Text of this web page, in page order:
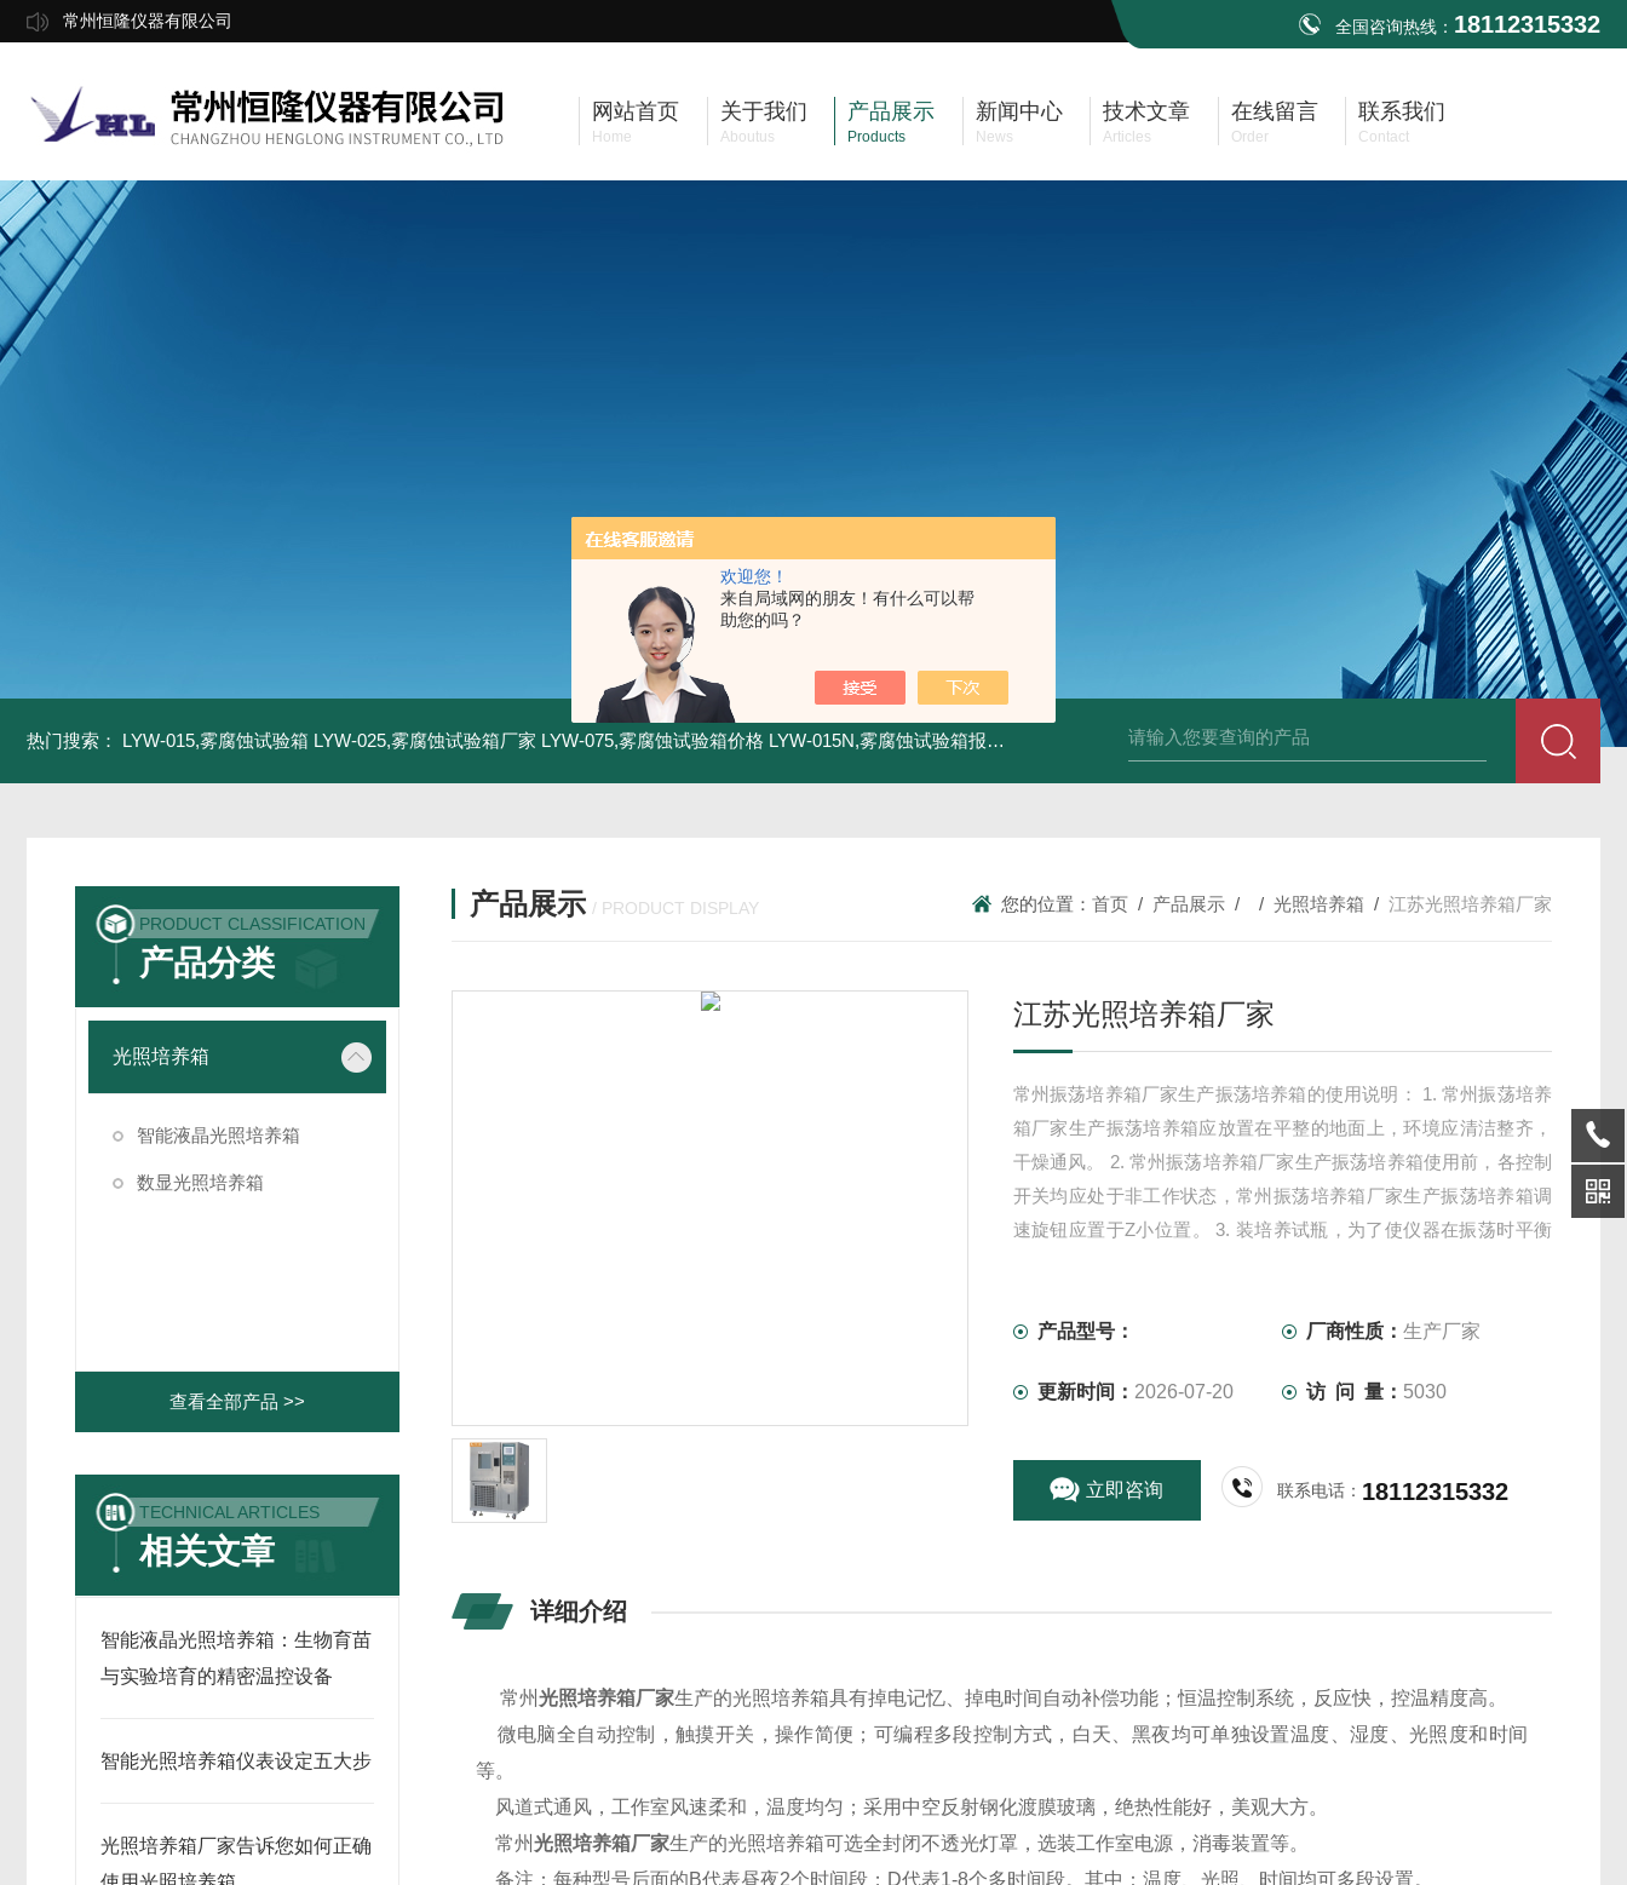
欢迎您！
来自局域网的朋友！有什么可以帮
助您的吗？
常州恒隆仪器有限公司 全国咨询热线： 18112315332
网站首页
Home
关于我们
Aboutus
产品展示
Products
新闻中心
News
技术文章
Articles
在线留言
Order
联系我们
Contact
热门搜索： LYW-015,雾腐蚀试验箱 LYW-025,雾腐蚀试验箱厂家 LYW-075,雾腐蚀试验箱价格 LYW-015N,雾腐蚀试验箱报价 LYW-025N,雾腐蚀试验箱 LYW-075N,上海雾腐蚀试验箱 YFX-150,盐雾腐蚀试
PRODUCT CLASSIFICATION
产品分类
光照培养箱
智能液晶光照培养箱
数显光照培养箱
查看全部产品 >>
TECHNICAL ARTICLES
相关文章
智能液晶光照培养箱：生物育苗
与实验培育的精密温控设备
智能光照培养箱仪表设定五大步
光照培养箱厂家告诉您如何正确
产品展示 / PRODUCT DISPLAY 您的位置： 首页 / 产品展示 / / 光照培养箱 / 江苏光照培养箱厂家
江苏光照培养箱厂家
常州振荡培养箱厂家生产振荡培养箱的使用说明： 1. 常州振荡培养
箱厂家生产振荡培养箱应放置在平整的地面上，环境应清洁整齐，
干燥通风。 2. 常州振荡培养箱厂家生产振荡培养箱使用前，各控制
开关均应处于非工作状态，常州振荡培养箱厂家生产振荡培养箱调
速旋钮应置于Z小位置。 3. 装培养试瓶，为了使仪器在振荡时平衡
产品型号：
厂商性质：生产厂家
更新时间： 2026-07-20 访 问 量： 5030
立即咨询 联系电话： 18112315332
详细介绍
常州光照培养箱厂家生产的光照培养箱具有掉电记忆、掉电时间自动补偿功能；恒温控制系统，反应快，控温精度高。
微电脑全自动控制，触摸开关，操作简便；可编程多段控制方式，白天、黑夜均可单独设置温度、湿度、光照度和时间
等。
风道式通风，工作室风速柔和，温度均匀；采用中空反射钢化渡膜玻璃，绝热性能好，美观大方。
常州光照培养箱厂家生产的光照培养箱可选全封闭不透光灯罩，选装工作室电源，消毒装置等。
备注：每种型号后面的B代表昼夜2个时间段；D代表1-8个多时间段。其中：温度、光照、时间均可多段设置。